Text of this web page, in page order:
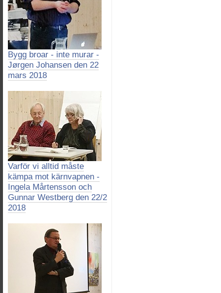
Bygg broar - inte murar -
Jørgen Johansen den 22
mars 2018
Varför vi alltid måste
kämpa mot kärnvapnen -
Ingela Mårtensson och
Gunnar Westberg den 22/2
2018